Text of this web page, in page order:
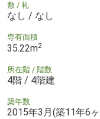
敷 / 礼
なし / なし
専有面積
35.22m2
所在階 / 階数
4階 / 4階建
築年数
2015年3月(築11年6